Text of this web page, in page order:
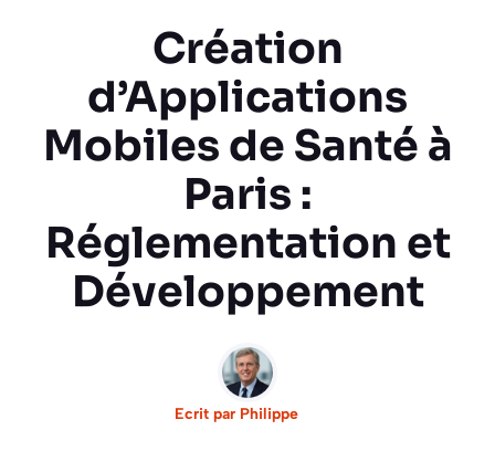
Création
d’Applications
Mobiles de Santé à
Paris :
Réglementation et
Développement
Ecrit par Philippe